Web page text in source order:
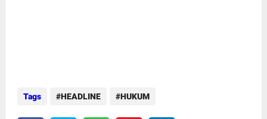
Tags HEADLINE HUKUM